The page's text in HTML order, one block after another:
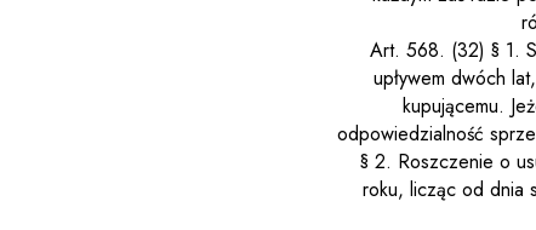
Art. 568. (32) § 1.
upływem dwóch
kupującemu.
odpowiedzialność
§ 2. Roszczenie o
roku, licząc od dnia